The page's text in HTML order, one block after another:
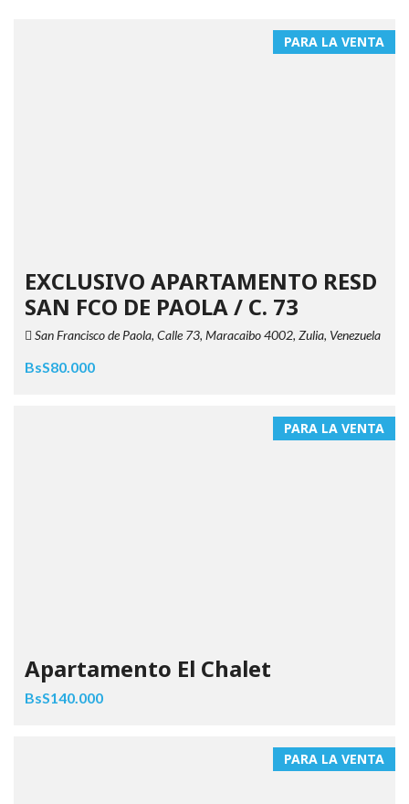
PARA LA VENTA
EXCLUSIVO APARTAMENTO RESD
SAN FCO DE PAOLA / C. 73
San Francisco de Paola, Calle 73, Maracaibo 4002, Zulia, Venezuela
BsS80.000
PARA LA VENTA
Apartamento El Chalet
BsS140.000
PARA LA VENTA